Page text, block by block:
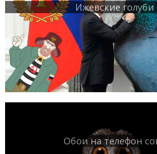
Ижевские голуби
Обои на телефон